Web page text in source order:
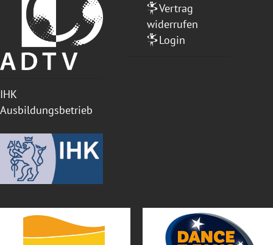
IHK
Ausbildungsbetrieb
Vertrag
widerrufen
Login